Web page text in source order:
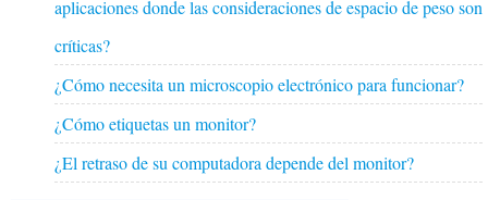
aplicaciones donde las consideraciones de espacio de peso son
críticas?
¿Cómo necesita un microscopio electrónico para funcionar?
¿Cómo etiquetas un monitor?
¿El retraso de su computadora depende del monitor?